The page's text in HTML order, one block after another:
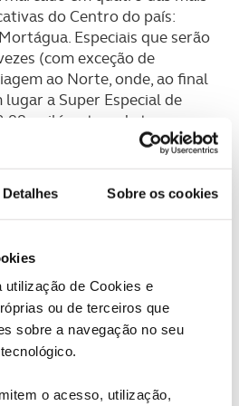
Detalhes Sobre os cookies
utilização de Cookies e
ou de terceiros que
sobre a navegação no seu
o acesso, utilização,
do Centro do país:
Especiais que serão
(com exceção de
ao Norte, onde, ao final
a Super Especial de
quilómetros de troços,
a hierarquia dos
equipas têm pela frente três
classificativas de Vieira do
de Basto. De regresso ao
do Porto, com início
Um total de 159,14
são o desafio deste dia
classificativas